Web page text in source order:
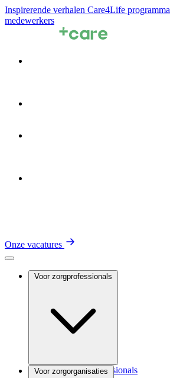
Inspirerende verhalen Care4Life programma
medewerkers
Onze vacatures
Voor zorgprofessionals
Voor zorgprofessionals
Voor zorgorganisaties